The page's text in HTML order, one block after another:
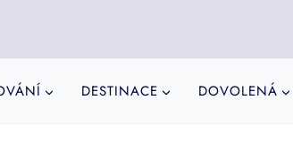
DESTINACE DOVOLENÁ